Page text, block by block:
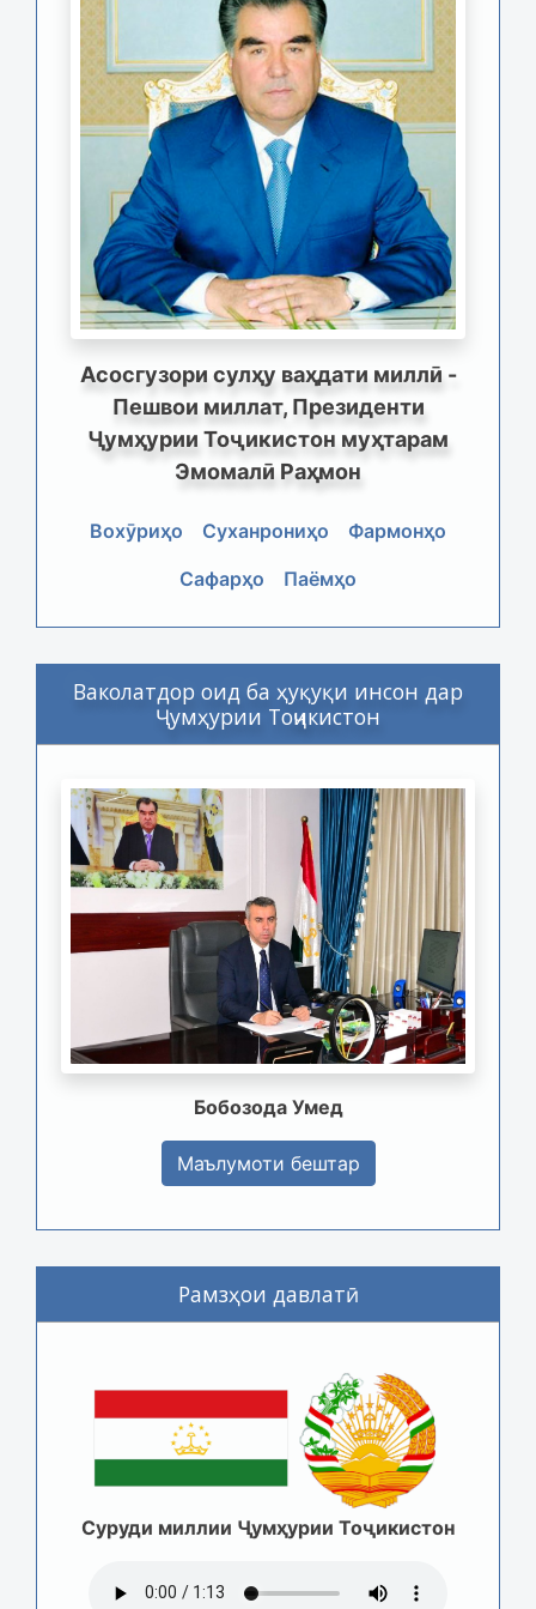
Асосгузори сулҳу ваҳдати миллӣ -
Пешвои миллат, Президенти
Ҷумҳурии Тоҷикистон муҳтарам
Эмомалӣ Раҳмон
Вохӯриҳо Суханрониҳо
Фармонҳо
Сафарҳо
Паёмҳо
Ваколатдор оид ба ҳуқуқи инсон дар
Ҷумҳурии Тоҷикистон
Бобозода Умед
Маълумоти бештар
Рамзҳои давлатӣ
Суруди миллии Ҷумҳурии Тоҷикистон